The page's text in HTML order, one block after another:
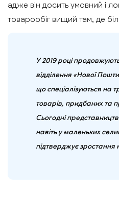
адже він досить умовний і
товарообіг вищий там, де
У 2019 році
відділення «Нової
що спеціалізуються на
товарів, придбаних та
Сьогодні
навіть у маленьких
підтверджує зростання